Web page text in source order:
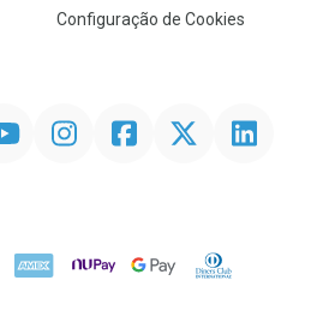
Configuração de Cookies
InstagramFacebookTwitter Linkedin
AMEX NuPay Google PayDiners Club